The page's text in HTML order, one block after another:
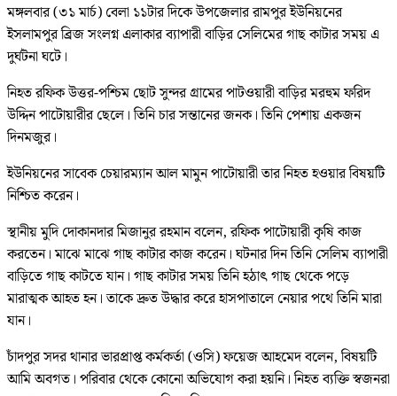
মঙ্গলবার (৩১ মার্চ) বেলা ১১টার দিকে উপজেলার রামপুর ইউনিয়নের
ইসলামপুর ব্রিজ সংলগ্ন এলাকার ব্যাপারী বাড়ির সেলিমের গাছ কাটার সময় এ
দুর্ঘটনা ঘটে।
নিহত রফিক উত্তর-পশ্চিম ছোট সুন্দর গ্রামের পাটওয়ারী বাড়ির মরহুম ফরিদ
উদ্দিন পাটোয়ারীর ছেলে। তিনি চার সন্তানের জনক। তিনি পেশায় একজন
দিনমজুর।
ইউনিয়নের সাবেক চেয়ারম্যান আল মামুন পাটোয়ারী তার নিহত হওয়ার বিষয়টি
নিশ্চিত করেন।
স্থানীয় মুদি দোকানদার মিজানুর রহমান বলেন, রফিক পাটোয়ারী কৃষি কাজ
করতেন। মাঝে মাঝে গাছ কাটার কাজ করেন। ঘটনার দিন তিনি সেলিম ব্যাপারী
বাড়িতে গাছ কাটতে যান। গাছ কাটার সময় তিনি হঠাৎ গাছ থেকে পড়ে
মারাত্মক আহত হন। তাকে দ্রুত উদ্ধার করে হাসপাতালে নেয়ার পথে তিনি মারা
যান।
চাঁদপুর সদর থানার ভারপ্রাপ্ত কর্মকর্তা (ওসি) ফয়েজ আহমেদ বলেন, বিষয়টি
আমি অবগত। পরিবার থেকে কোনো অভিযোগ করা হয়নি। নিহত ব্যক্তি স্বজনরা